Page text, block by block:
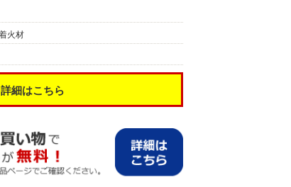
火材
詳細はこちら